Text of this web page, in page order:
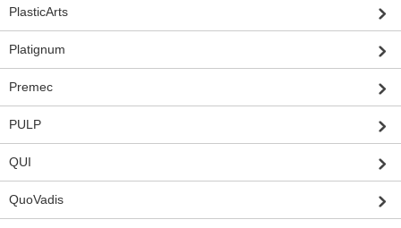
PlasticArts
Platignum
Premec
PULP
QUI
QuoVadis